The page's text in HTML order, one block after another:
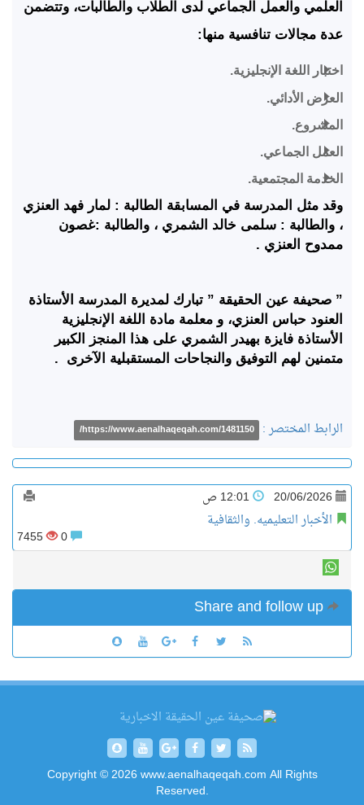
العلمي والعمل الجماعي لدى الطلاب والطالبات، وتتضمن
عدة مجالات تنافسية منها:
اختبار اللغة الإنجليزية.
العرض الأدائي.
المشروع.
العمل الجماعي.
الخدمة المجتمعية.
وقد مثل المدرسة في المسابقة الطالبة : لمار فهد العنزي
، والطالبة : سلمى خالد الشمري ، والطالبة :غصون
ممدوح العنزي .
” صحيفة عين الحقيقة ” تبارك لمديرة المدرسة الأستاذة
العنود حباس العنزي، و معلمة مادة اللغة الإنجليزية
الأستاذة فايزة بهيدر الشمري على هذا المنجز الكبير
متمنين لهم التوفيق والنجاحات المستقبلية الآخرى .
الرابط المختصر : https://www.aenalhaqeqah.com/1481150/
20/06/2026
الأخبار التعليميه. والثقافية
7455
Copyright © 2026 www.aenalhaqeqah.com All Rights
Reserved.